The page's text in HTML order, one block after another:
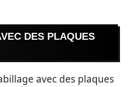
DES PLAQUES
avec des plaques